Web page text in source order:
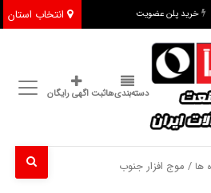
انتخاب استان خرید پلن عضویت
دسته‌بندی‌هاثبت اگهی رایگان
ها / موج افزار جنوب